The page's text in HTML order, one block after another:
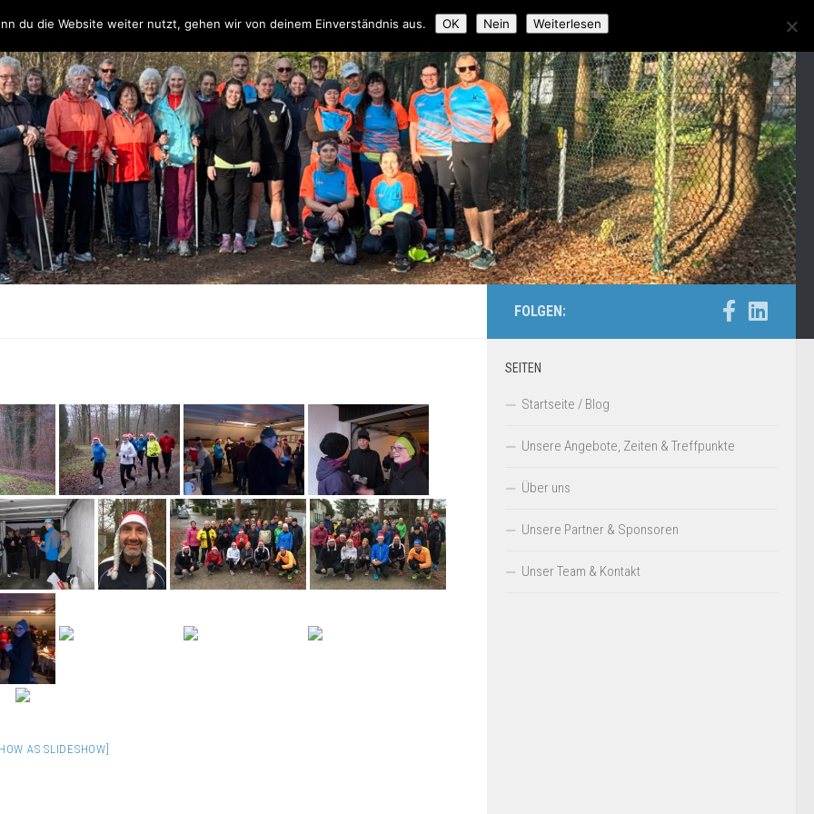
uns Unsere Partner & Sponsoren Unser Team & Kontakt
AS SLIDESHOW]
FOLGEN:
SEITEN
Startseite / Blog
Unsere Angebote, Zeiten & Treffpunkte
Über uns
Unsere Partner & Sponsoren
Unser Team & Kontakt
du die Website weiter nutzt, gehen wir von deinem Einverständnis aus. OK Nein Weiterlesen